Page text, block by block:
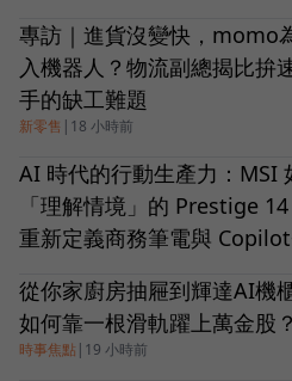
專訪｜進貨沒變快，momo
入機器人？物流副總揭比拚
手的缺工難題
新零售 | 18 小時前
AI 時代的行動生產力：MSI
「理解情境」的 Prestige
重新定義商務筆電與
從你家廚房抽屜到輝達AI機
如何靠一根滑軌躍上萬金股？
時事焦點 | 19 小時前